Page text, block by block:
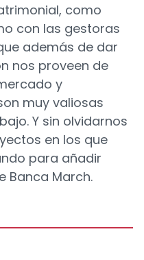
como
con las gestoras
además de dar
nos proveen de
y
muy valiosas
Y sin olvidarnos
en los que
para añadir
Banca March.